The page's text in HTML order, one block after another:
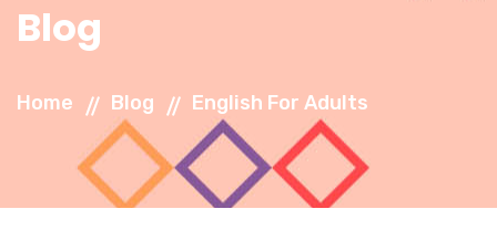
Blog
Home Blog English For Adults